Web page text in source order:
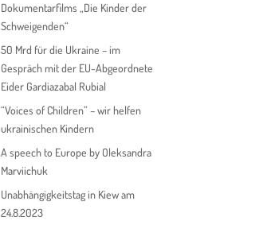
Dokumentarfilms „Die Kinder der
Schweigenden“
50 Mrd für die Ukraine – im
Gespräch mit der EU-Abgeordnete
Eider Gardiazabal Rubial
“Voices of Children” – wir helfen
ukrainischen Kindern
A speech to Europe by Oleksandra
Marviichuk
Unabhängigkeitstag in Kiew am
24.8.2023